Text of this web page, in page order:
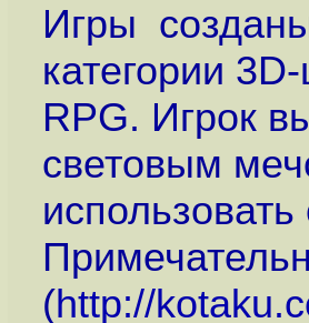
Игры
категории
RPG. Игрок
световым
(http://